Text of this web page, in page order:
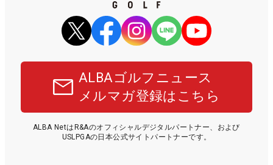
ALBAゴルフニュース
メルマガ登録はこちら
ALBA NetはR&Aのオフィシャルデジタルパートナー、および
USLPGAの日本公式サイトパートナーです。